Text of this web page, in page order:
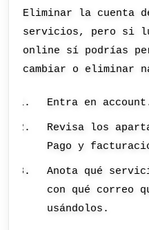
Eliminar la cuenta
servicios, pero si
online sí podrías
cambiar o eliminar
Entra en
Revisa los
Pago y
Anota qué
con qué correo
usándolos.